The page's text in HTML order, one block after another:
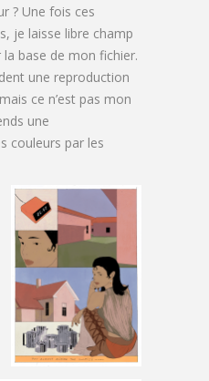
? Une fois ces
je laisse libre champ
base de mon fichier.
une reproduction
ce n’est pas mon
une
couleurs par les